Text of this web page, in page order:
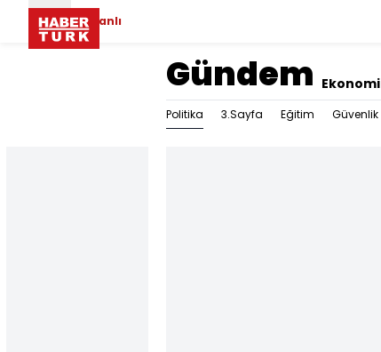
Canlı
Gündem Ekonomi
Politika 3.Sayfa Eğitim Güvenlik